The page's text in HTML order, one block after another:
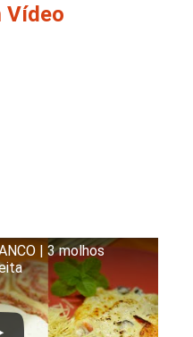
Vídeo
| 3 molhos